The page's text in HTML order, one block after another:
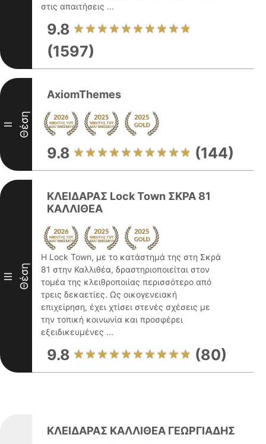
στις απαιτήσεις ...
9.8
(1597)
II Θέση
AxiomThemes
9.8 (144)
III Θέση
ΚΛΕΙΔΑΡΑΣ Lock Town ΣΚΡΑ 81
ΚΑΛΛΙΘΕΑ
Η Lock Town, με το κατάστημά της στη Σκρά
81 στην Καλλιθέα, δραστηριοποιείται στον
τομέα της κλειθροποιίας περισσότερο από
τρεις δεκαετίες. Ως οικογενειακή
επιχείρηση, έχει χτίσει στενές σχέσεις με
την τοπική κοινωνία και προσφέρει
εξειδικευμένες ...
9.8 (80)
ΚΛΕΙΔΑΡΑΣ ΚΑΛΛΙΘΕΑ ΓΕΩΡΓΙΑΔΗΣ